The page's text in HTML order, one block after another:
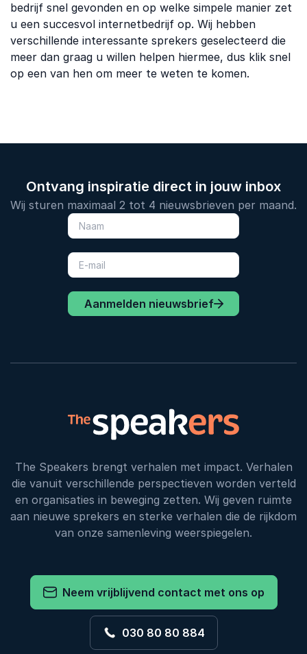
bedrijf snel gevonden en op welke simpele manier zet
u een succesvol internetbedrijf op. Wij hebben
verschillende interessante sprekers geselecteerd die
meer dan graag u willen helpen hiermee, dus klik snel
op een van hen om meer te weten te komen.
Ontvang inspiratie direct in jouw inbox
Wij sturen maximaal 2 tot 4 nieuwsbrieven per maand.
Aanmelden nieuwsbrief
The Speakers brengt verhalen met impact. Verhalen
die vanuit verschillende perspectieven worden verteld
en organisaties in beweging zetten. Wij geven ruimte
aan nieuwe sprekers en sterke verhalen die de rijkdom
van onze samenleving weerspiegelen.
Neem vrijblijvend contact met ons op
030 80 80 884